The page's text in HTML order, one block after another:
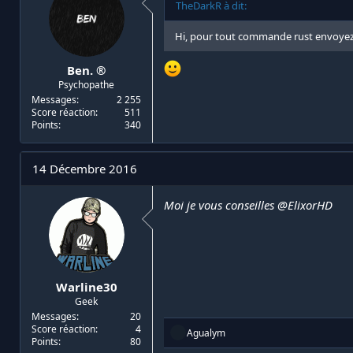
:
Ben. ®
Psychopathe
Messages
2 255
Score réaction
511
Points
340
TheDarkR à dit:
Hi, pour tout commande rust
14 Décembre 2016
Warline30
Geek
Messages
20
Score réaction
4
Points
80
Moi je vous conseilles @ElixorHD
R
Agualym